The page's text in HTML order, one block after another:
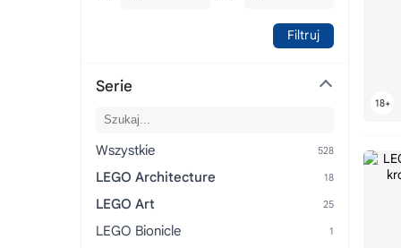
Filtruj
Serie
Wszystkie
LEGO Architecture
LEGO Art
LEGO Bionicle